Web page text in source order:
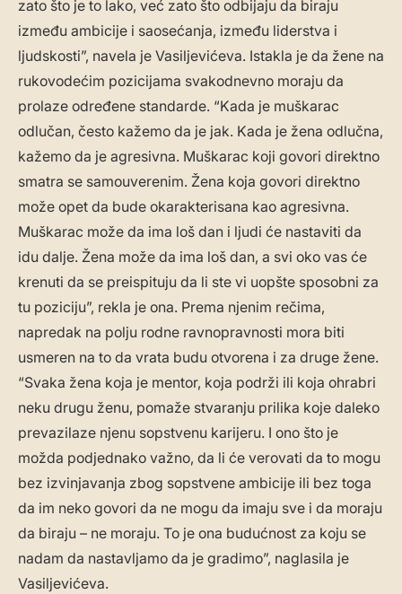
zato što je to lako, već zato što odbijaju da biraju
između ambicije i saosećanja, između liderstva i
ljudskosti”, navela je Vasiljevićeva. Istakla je da žene na
rukovodećim pozicijama svakodnevno moraju da
prolaze određene standarde. “Kada je muškarac
odlučan, često kažemo da je jak. Kada je žena odlučna,
kažemo da je agresivna. Muškarac koji govori direktno
smatra se samouverenim. Žena koja govori direktno
može opet da bude okarakterisana kao agresivna.
Muškarac može da ima loš dan i ljudi će nastaviti da
idu dalje. Žena može da ima loš dan, a svi oko vas će
krenuti da se preispituju da li ste vi uopšte sposobni za
tu poziciju”, rekla je ona. Prema njenim rečima,
napredak na polju rodne ravnopravnosti mora biti
usmeren na to da vrata budu otvorena i za druge žene.
“Svaka žena koja je mentor, koja podrži ili koja ohrabri
neku drugu ženu, pomaže stvaranju prilika koje daleko
prevazilaze njenu sopstvenu karijeru. I ono što je
možda podjednako važno, da li će verovati da to mogu
bez izvinjavanja zbog sopstvene ambicije ili bez toga
da im neko govori da ne mogu da imaju sve i da moraju
da biraju – ne moraju. To je ona budućnost za koju se
nadam da nastavljamo da je gradimo”, naglasila je
Vasiljevićeva.